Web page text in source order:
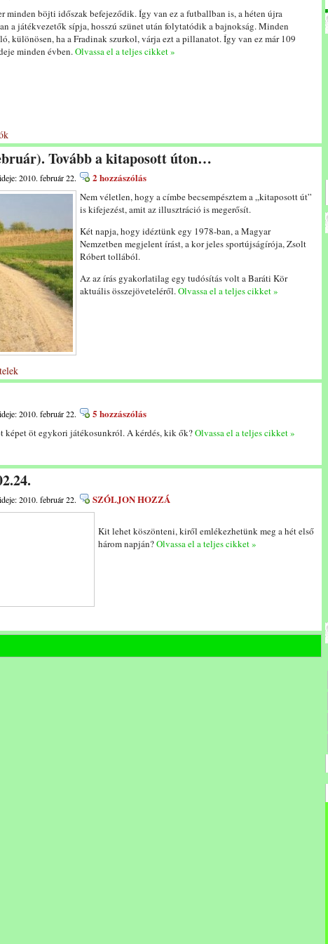
minden böjti időszak befejeződik. Így van ez a futballban is, a héten újra
a játékvezetők sípja, hosszú szünet után folytatódik a bajnokság. Minden
különösen, ha a Fradinak szurkol, várja ezt a pillanatot. Így van ez már 109
minden évben.Olvassa el a teljes cikket »
Tovább a kitaposott úton…
2010. február 22. 2 hozzászólás
Nem véletlen, hogy a címbe becsempésztem a „kitaposott út”
is kifejezést, amit az illusztráció is megerősít.
Két napja, hogy idéztünk egy 1978-ban, a Magyar
Nemzetben megjelent írást, a kor jeles sportújságírója, Zsolt
Róbert tollából.
Az az írás gyakorlatilag egy tudósítás volt a Baráti Kör
aktuális összejöveteléről.Olvassa el a teljes cikket »
2010. február 22. 5 hozzászólás
öt egykori játékosunkról. A kérdés, kik ők?Olvassa el a teljes cikket »
2010. február 22. SZÓLJON HOZZÁ
Kit lehet köszönteni, kiről emlékezhetünk meg a hét első
három napján?Olvassa el a teljes cikket »